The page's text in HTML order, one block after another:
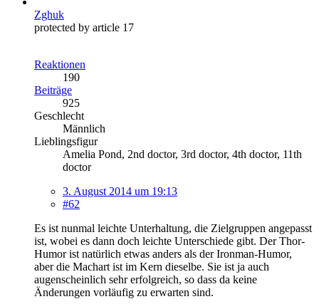
Zghuk
protected by article 17
Reaktionen
190
Beiträge
925
Geschlecht
Männlich
Lieblingsfigur
Amelia Pond, 2nd doctor, 3rd doctor, 4th doctor, 11th
doctor
3. August 2014 um 19:13
#62
Es ist nunmal leichte Unterhaltung, die Zielgruppen angepasst
ist, wobei es dann doch leichte Unterschiede gibt. Der Thor-
Humor ist natürlich etwas anders als der Ironman-Humor,
aber die Machart ist im Kern dieselbe. Sie ist ja auch
augenscheinlich sehr erfolgreich, so dass da keine
Änderungen vorläufig zu erwarten sind.